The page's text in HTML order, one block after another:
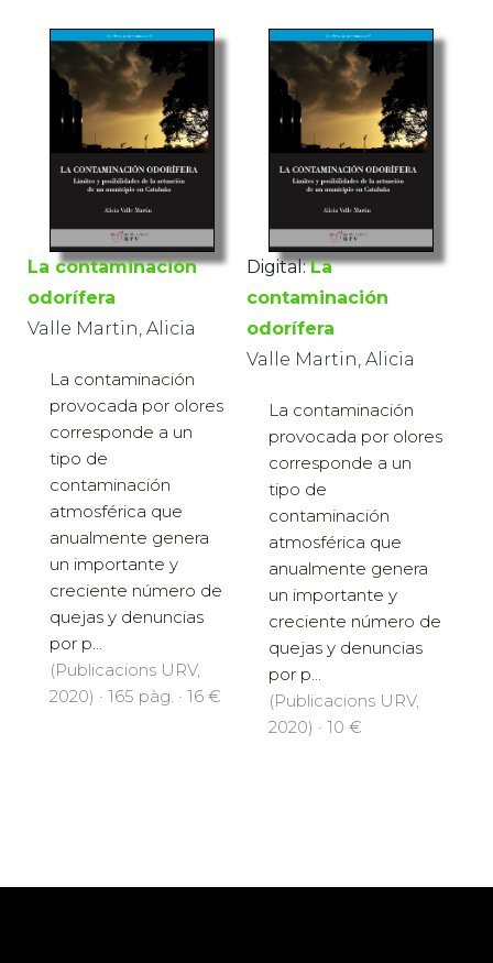
La contaminación
odorífera
Valle Martin, Alicia
La contaminación
provocada por olores
corresponde a un
tipo de
contaminación
atmosférica que
anualmente genera
un importante y
creciente número de
quejas y denuncias
por p...
(Publicacions URV,
2020) · 165 pàg. · 16 €
Digital: La
contaminación
odorífera
Valle Martin, Alicia
La contaminación
provocada por olores
corresponde a un
tipo de
contaminación
atmosférica que
anualmente genera
un importante y
creciente número de
quejas y denuncias
por p...
(Publicacions URV,
2020) · 10 €